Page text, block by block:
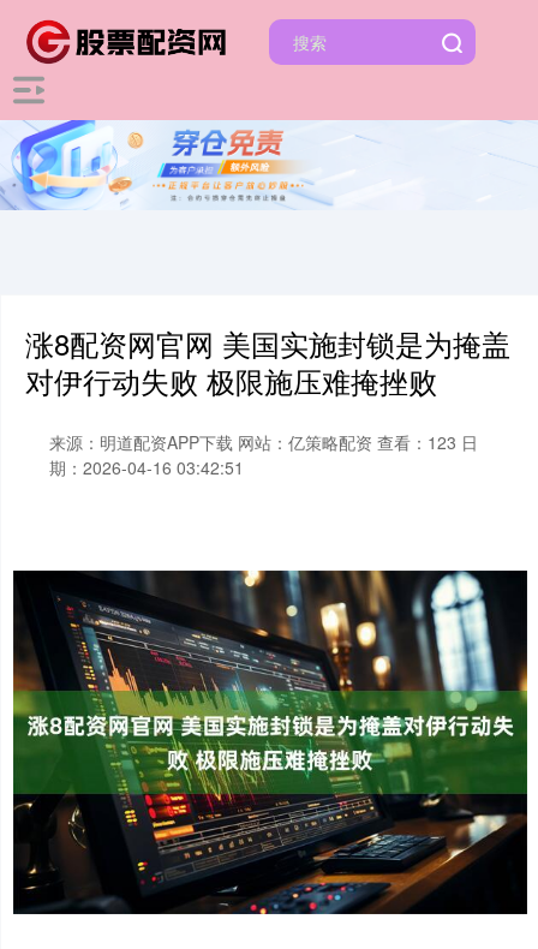
涨8配资网官网 美国实施封锁是为掩盖
对伊行动失败 极限施压难掩挫败
来源：明道配资APP下载 网站：亿策略配资 查看：123 日
期：2026-04-16 03:42:51